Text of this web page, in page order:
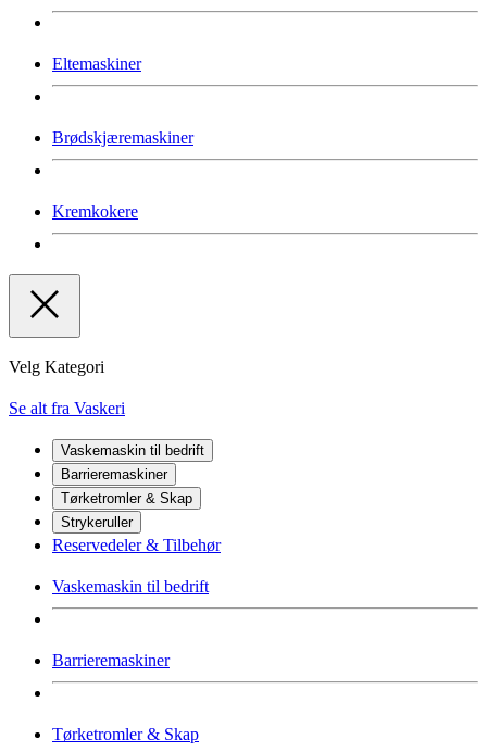
Eltemaskiner
Brødskjæremaskiner
Kremkokere
Velg Kategori
Se alt fra Vaskeri
Vaskemaskin til bedrift
Barrieremaskiner
Tørketromler & Skap
Strykeruller
Reservedeler & Tilbehør
Vaskemaskin til bedrift
Barrieremaskiner
Tørketromler & Skap